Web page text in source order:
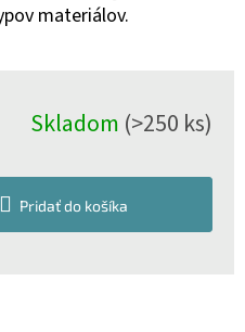
materiálov.
Skladom (>250 ks)
Pridať do košíka